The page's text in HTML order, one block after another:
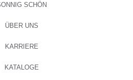
SCHÖN
ÜBER UNS
KARRIERE
KATALOGE